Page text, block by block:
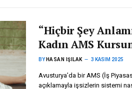
“Hiçbir Şey
Kadın AMS
BY HASAN IŞILAK 3 KASIM 2025
Avusturya’da bir AMS (İş
açıklamayla işsizlerin sistemi